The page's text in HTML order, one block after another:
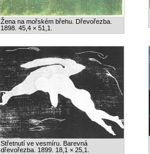
Žena na mořském břehu. Dřevořezba.
1898. 45,4 × 51,1.
Střetnutí ve vesmíru. Barevná
dřevořezba. 1899. 18,1 × 25,1.